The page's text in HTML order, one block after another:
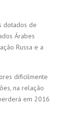
dotados de
Árabes
Russa e a
dificilmente
na relação
em 2016